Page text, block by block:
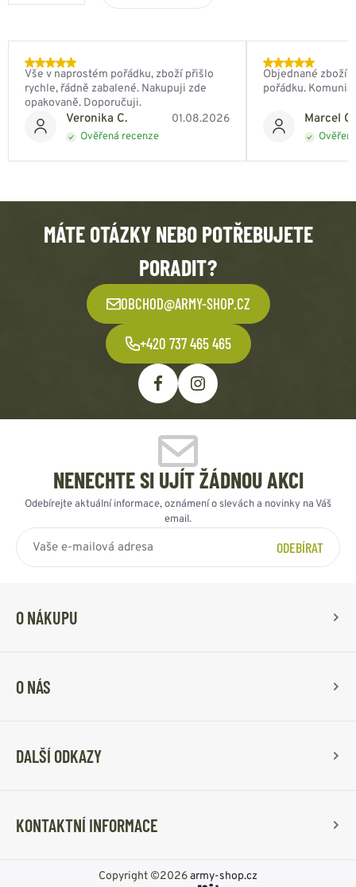
Veronika C. 01.08.2026
Ověřená recenze
Vše v naprostém pořádku, zboží přišlo
rychle, řádně zabalené. Nakupuji zde
opakovaně. Doporučuji.
Marcel
Objednané zboží
pořádku.
MÁTE OTÁZKY NEBO POTŘEBUJETE
PORADIT?
OBCHOD@ARMY-SHOP.CZ
+420 737 465 465
NENECHTE SI UJÍT ŽÁDNOU AKCI
Odebírejte aktuální informace, oznámení o slevách a novinky na Váš
email.
ODEBÍRAT
O NÁKUPU
O NÁS
DALŠÍ ODKAZY
KONTAKTNÍ INFORMACE
Copyright ©2026army-shop.cz